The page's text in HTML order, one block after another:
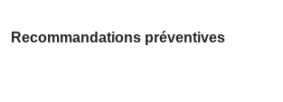
Recommandations préventives